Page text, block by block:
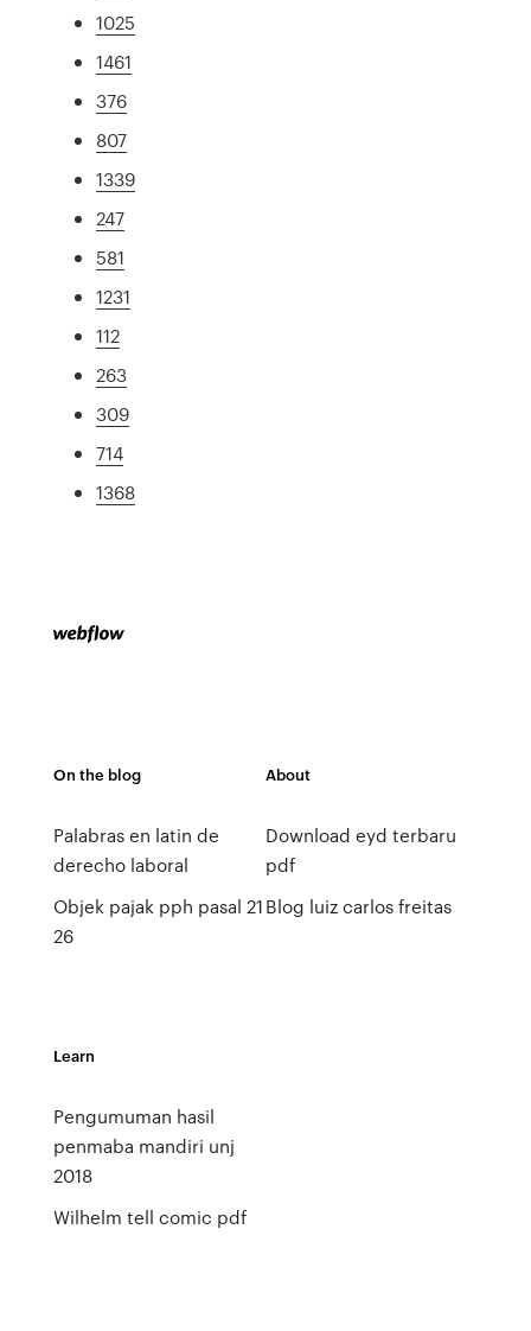
1025
1461
376
807
1339
247
581
1231
112
263
309
714
1368
On the blog
Palabras en latin de
derecho laboral
Objek pajak pph pasal 21
26
About
Download eyd terbaru
pdf
Blog luiz carlos freitas
Learn
Pengumuman hasil
penmaba mandiri unj
2018
Wilhelm tell comic pdf